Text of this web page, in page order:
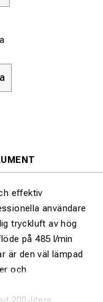
effektiv
användare
tryckluft av hög
på 485 l/min
är den väl lämpad
och